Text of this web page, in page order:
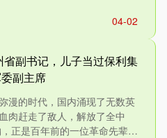
04-02
副书记，儿子当过保利集
副主席
漫的时代，国内涌现了无数英
肉赶走了敌人，解放了全中
正是百年前的一位革命先辈